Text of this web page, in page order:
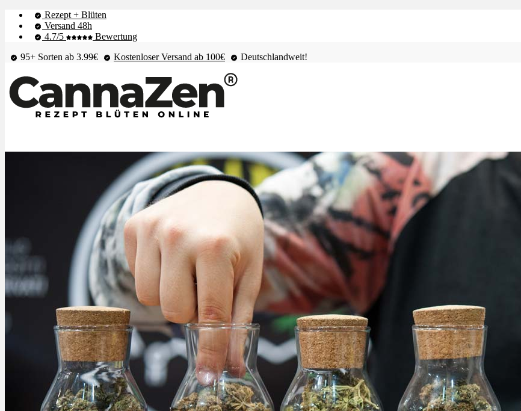
Rezept + Blüten
Versand 48h
4.7/5
Bewertung
95+ Sorten ab 3.99€
Kostenloser Versand ab 100€ Deutschlandweit!
Ablauf
Therapien
Alle Krankheiten
Chronische Schmerzen